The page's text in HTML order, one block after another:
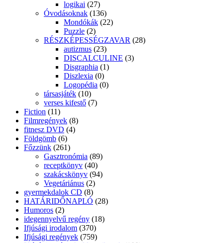
logikai (27)
Óvodásoknak (136)
Mondókák (22)
Puzzle (2)
RÉSZKÉPESSÉGZAVAR (28)
autizmus (23)
DISCALCULINE (3)
Disgraphia (1)
Diszlexia (0)
Logopédia (0)
társasjáték (10)
verses kifestő (7)
Fiction (11)
Filmregények (8)
fitnesz DVD (4)
Földgömb (6)
Főzzünk (261)
Gasztronómia (89)
receptkönyv (40)
szakácskönyv (94)
Vegetáriánus (2)
gyermekdalok CD (8)
HATÁRIDŐNAPLÓ (28)
Humoros (2)
idegennyelvű regény (18)
Ifjúsági irodalom (370)
Ifjúsági regények (759)